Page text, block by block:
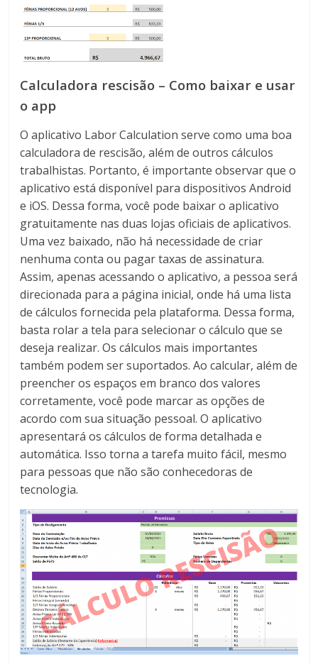
Calculadora rescisão – Como baixar e usar
o app
O aplicativo Labor Calculation serve como uma boa
calculadora de rescisão, além de outros cálculos
trabalhistas. Portanto, é importante observar que o
aplicativo está disponível para dispositivos Android
e iOS. Dessa forma, você pode baixar o aplicativo
gratuitamente nas duas lojas oficiais de aplicativos.
Uma vez baixado, não há necessidade de criar
nenhuma conta ou pagar taxas de assinatura.
Assim, apenas acessando o aplicativo, a pessoa será
direcionada para a página inicial, onde há uma lista
de cálculos fornecida pela plataforma. Dessa forma,
basta rolar a tela para selecionar o cálculo que se
deseja realizar. Os cálculos mais importantes
também podem ser suportados. Ao calcular, além de
preencher os espaços em branco dos valores
corretamente, você pode marcar as opções de
acordo com sua situação pessoal. O aplicativo
apresentará os cálculos de forma detalhada e
automática. Isso torna a tarefa muito fácil, mesmo
para pessoas que não são conhecedoras de
tecnologia.